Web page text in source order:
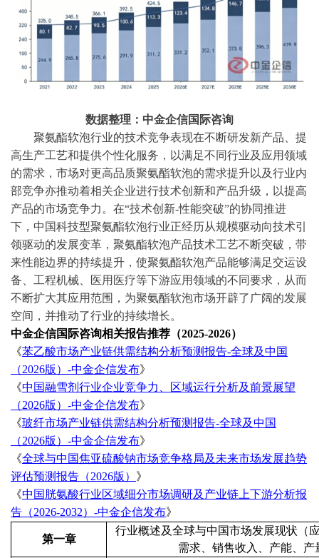
数据整理：中金企信国际咨询
聚氨酯软泡行业的技术竞争表现在不断研发新产品、提
高生产工艺和提供个性化服务，以满足不同行业及应用领域
的需求，市场对更高品质聚氨酯软泡的需求提升以及行业内
部竞争亦推动着相关企业进行技术创新和产品升级，以提高
产品的市场竞争力。在“技术创新-性能突破”的协同推进
下，中国科技型聚氨酯软泡行业正经历从规模驱动向技术引
领驱动的发展变革，聚氨酯软泡产品技术工艺不断突破，带
来性能边界的持续提升，使聚氨酯软泡产品能够满足交运设
备、工程机械、医用医疗等下游应用领域的不同要求，从而
不断扩大其应用范围，为聚氨酯软泡市场开辟了广阔的发展
空间，并推动了行业的持续增长。
中金企信国际咨询相关报告推荐（2025-2026）
《苯乙酸市场产业链供需结构分析预测报告-全球及中国
（2026版）-中金企信发布》
《中国融雪剂行业企业竞争力、区域运行分析及前景展望
（2026版）-中金企信发布》
《玻纤市场产业链供需结构分析预测报告-全球及中国
（2026版）-中金企信发布》
《全球与中国焦亚硫酸钠市场竞争格局及未来市场发展趋势
评估预测报告（2026版） 》
《中国胱氨酸行业区域细分市场调研及产业链上下游分析报
告（2026-2032）-中金企信发布》
第一章
行业概述及全球与中国市场发展现状 （
需求、销售收入、产能、产